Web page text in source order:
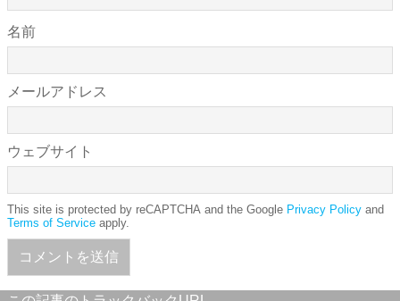
名前
メールアドレス
ウェブサイト
This site is protected by reCAPTCHA and the Google Privacy Policy and
Terms of Service apply.